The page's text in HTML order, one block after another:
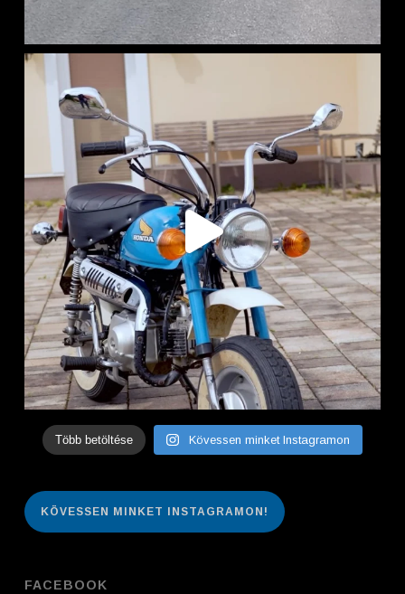
Több betöltése Kövessen minket Instagramon
KÖVESSEN MINKET INSTAGRAMON!
FACEBOOK